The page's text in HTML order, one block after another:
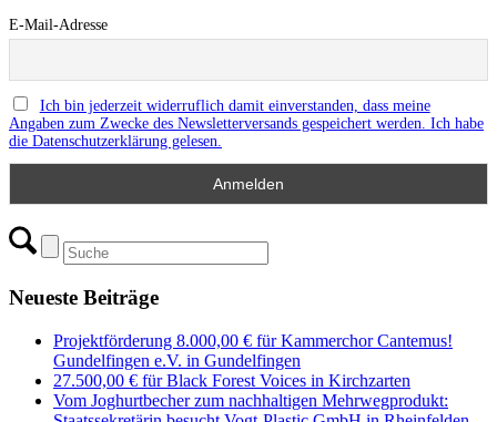
E-Mail-Adresse
Ich bin jederzeit widerruflich damit einverstanden, dass meine
Angaben zum Zwecke des Newsletterversands gespeichert werden. Ich habe
die Datenschutzerklärung gelesen.
Neueste Beiträge
Projektförderung 8.000,00 € für Kammerchor Cantemus!
Gundelfingen e.V. in Gundelfingen
27.500,00 € für Black Forest Voices in Kirchzarten
Vom Joghurtbecher zum nachhaltigen Mehrwegprodukt: